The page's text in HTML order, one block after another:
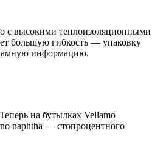
с высокими теплоизоляционными
большую гибкость — упаковку
информацию.
на бутылках Vellamo
naphtha — стопроцентного